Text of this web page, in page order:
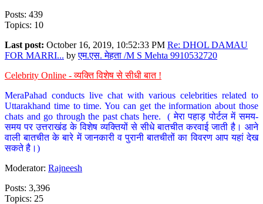
Posts: 439
Topics: 10
Last post: October 16, 2019, 10:52:33 PM Re: DHOL DAMAU
FOR MARRI... byएम.एस. मेहता /M S Mehta 9910532720
Celebrity Online - व्यक्ति विशेष से सीधी बात !
MeraPahad conducts live chat with various celebrities related to
Uttarakhand time to time. You can get the information about those
chats and go through the past chats here. ( मेरा पहाड़ पोर्टल में समय-
समय पर उत्तराखंड के विशेष व्यक्तियों से सीधे बातचीत करवाई जाती है। आने
वाली बातचीत के बारे में जानकारी व पुरानी बातचीतों का विवरण आप यहां देख
सकते है।)
Moderator: Rajneesh
Posts: 3,396
Topics: 25